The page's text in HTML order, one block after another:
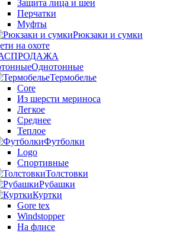
Защита лица и шеи
Перчатки
Муфты
Рюкзаки и сумки
на охоте
Однотонные
Термобелье
Core
Из шерсти мериноса
Легкое
Среднее
Теплое
Футболки
Logo
Спортивные
Толстовки
Рубашки
Куртки
Gore tex
Windstopper
На флисе